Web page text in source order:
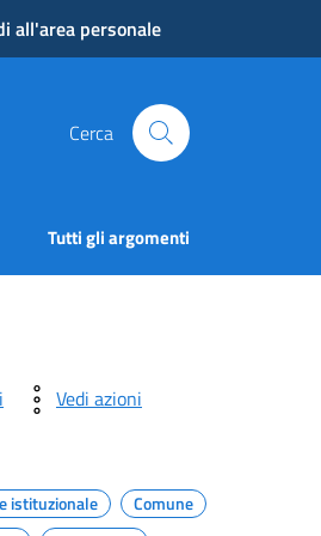
all'area personale
Cerca
Tutti gli argomenti
Vedi azioni
istituzionale
Comune